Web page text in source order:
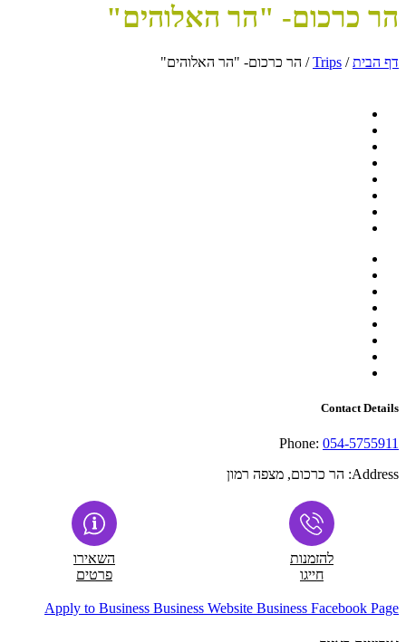
הר כרכום- "הר האלוהים"
דף הבית/
Trips
/ הר כרכום- "הר האלוהים"
Contact Details
Phone: 054-5755911
Address: הר כרכום, מצפה רמון
להזמנות
חייגו
השאירו
פרטים
Apply to Business Business Website Business Facebook Page